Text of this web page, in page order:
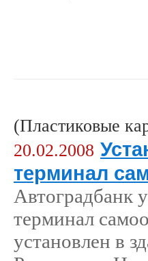
(Пластиковые
20.02.2008
терминал
Автоградбанк
терминал
установлен в